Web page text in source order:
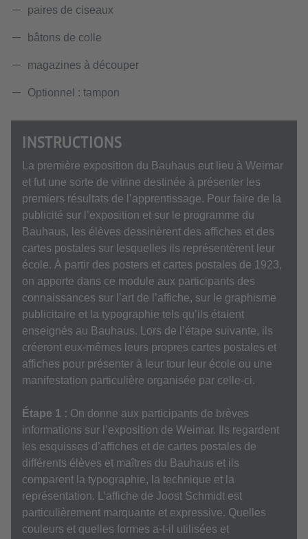
paires de ciseaux
bâtons de colle
magazines à découper
Optionnel : tampon
INSTRUCTIONS
La première exposition du Bauhaus eut lieu à Weimar
et fut une sorte de vitrine destinée à présenter les
premiers résultats de l’apprentissage. Pour faire de la
publicité sur l’exposition et sur le programme du
Bauhaus, les élèves dessinèrent des affiches et des
cartes postales sur lesquelles ils représentèrent leur
école. À partir des posters et cartes postales de 1923,
on apporte dans ce module aux participants des
connaissances sur l’art de l’affiche, sur le graphisme
publicitaire et la typographie tels qu’ils étaient
enseignés au Bauhaus. Lors de l’étape suivante, ils
créeront eux-mêmes leurs propres cartes postales et
affiches pour présenter à leur tour leur école ou une
manifestation particulière organisée par celle-ci.
Étape 1 : On donne aux participants de brèves
informations sur l’exposition de Weimar. Ils regardent
les esquisses d’affiches et de cartes postales de
différents élèves et maîtres du Bauhaus et ils
comparent la typographie, la technique et la
représentation. L’affiche de Joost Schmidt est
particulièrement marquante et expressive. Quelles
couleurs et quelles formes a-t-il utilisées et